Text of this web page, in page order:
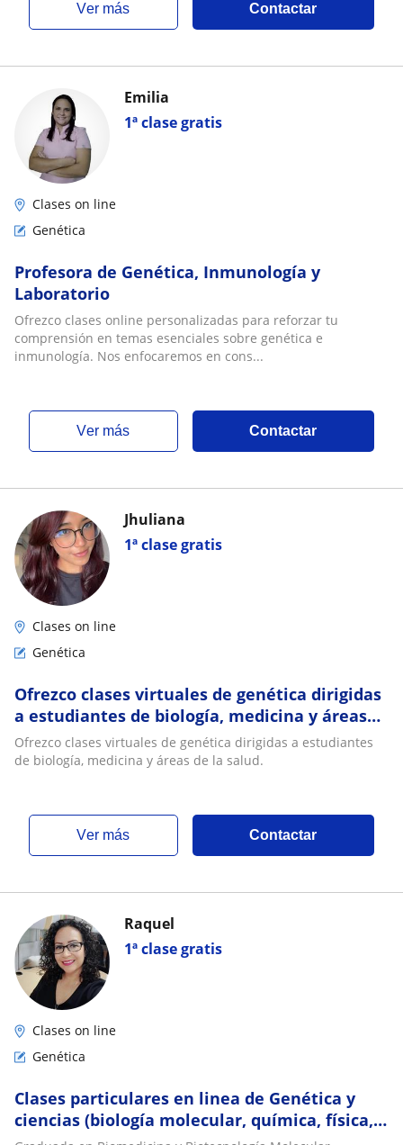
ver más Contactar
1ª clase gratis
Emilia
Clases on line
Genética
Profesora de Genética, Inmunología y
Laboratorio
Ofrezco clases online personalizadas para reforzar tu
comprensión en temas esenciales sobre genética e
inmunología. Nos enfocaremos en cons...
ver más Contactar
1ª clase gratis
Jhuliana
Clases on line
Genética
Ofrezco clases virtuales de genética dirigidas
a estudiantes de biología, medicina y áreas
de la salud
Ofrezco clases virtuales de genética dirigidas a estudiantes
de biología, medicina y áreas de la salud.
ver más Contactar
1ª clase gratis
Raquel
Clases on line
Genética
Clases particulares en linea de Genética y
ciencias (biología molecular, química, física,